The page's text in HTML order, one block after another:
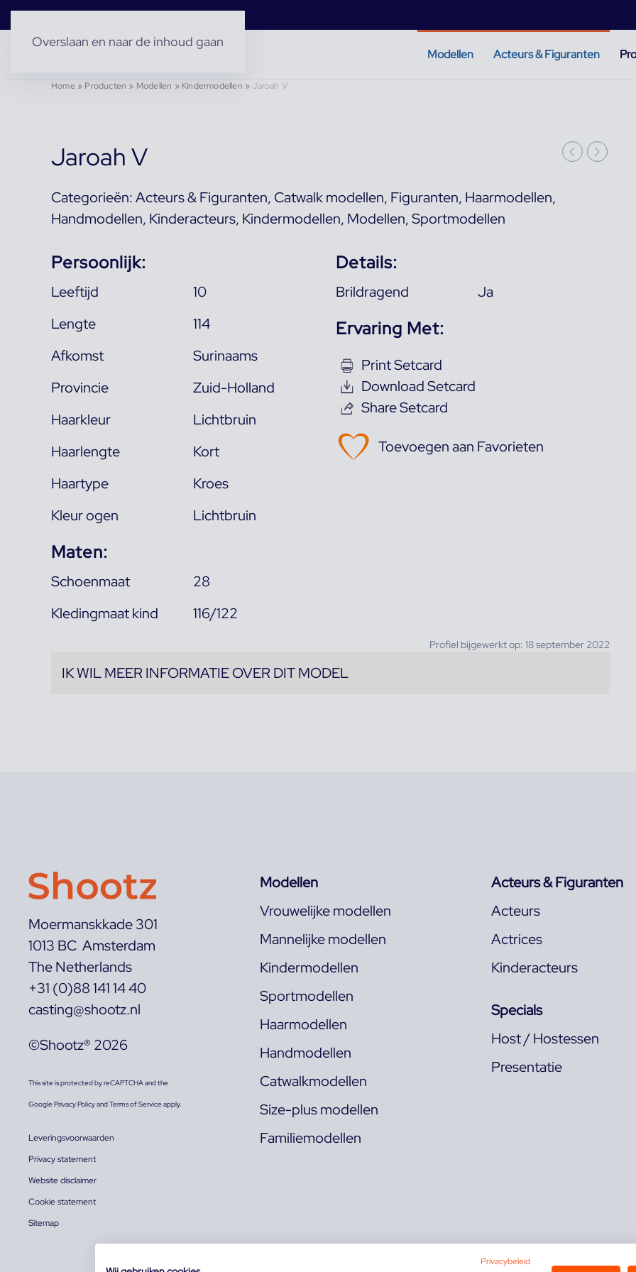
Overslaan en naar de inhoud gaan
Modellen Acteurs & Figuranten
Home» Producten » Modellen » Kindermodellen »Jaroah V
Jaroah V
Categorieën:Acteurs & Figuranten, Catwalk modellen, Figuranten, Haarmodellen,
Handmodellen, Kinderacteurs, Kindermodellen, Modellen,Sportmodellen
Persoonlijk:
Leeftijd
10
Lengte
114
Afkomst
Surinaams
Provincie
Zuid-Holland
Haarkleur
Lichtbruin
Haarlengte
Kort
Haartype
Kroes
Kleur ogen
Lichtbruin
Maten:
Schoenmaat
28
Kledingmaat kind
116/122
Details:
Brildragend Ja
Ervaring Met:
Print Setcard
Download Setcard
Share Setcard
Toevoegen aan Favorieten
Profiel bijgewerkt op: 18 september 2022
IK WIL MEER INFORMATIE OVER DIT MODEL
Moermanskkade 301
1013 BC Amsterdam
The Netherlands
+31 (0)88 141 14 40
casting@shootz.nl
©Shootz® 2026
This site is protected by reCAPTCHA and the
GooglePrivacy PolicyandTerms of Serviceapply.
Leveringsvoorwaarden
Privacy statement
Website disclaimer
Cookie statement
Sitemap
Modellen
Vrouwelijke modellen
Mannelijke modellen
Kindermodellen
Sportmodellen
Haarmodellen
Handmodellen
Catwalkmodellen
Size-plus modellen
Familiemodellen
Acteurs & Figuranten
Acteurs
Actrices
Kinderacteurs
Specials
Host / Hostessen
Presentatie
Privacybeleid